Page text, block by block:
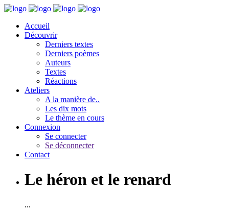
Accueil
Découvrir
Derniers textes
Derniers poèmes
Auteurs
Textes
Réactions
Ateliers
A la manière de..
Les dix mots
Le thème en cours
Connexion
Se connecter
Se déconnecter
Contact
Le héron et le renard
...